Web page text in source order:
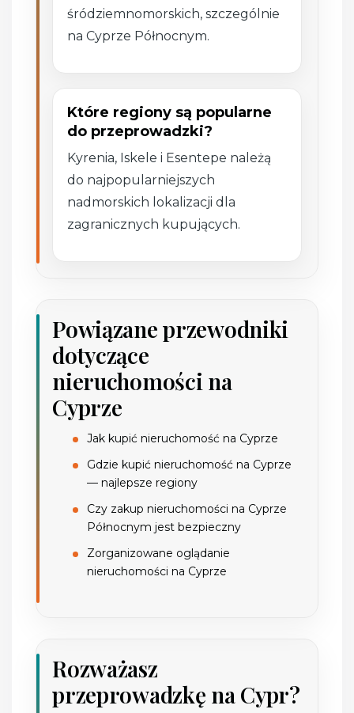
śródziemnomorskich, szczególnie
na Cyprze Północnym.
Które regiony są popularne
do przeprowadzki?
Kyrenia, Iskele i Esentepe należą
do najpopularniejszych
nadmorskich lokalizacji dla
zagranicznych kupujących.
Powiązane przewodniki
dotyczące
nieruchomości na
Cyprze
Jak kupić nieruchomość na Cyprze
Gdzie kupić nieruchomość na Cyprze
— najlepsze regiony
Czy zakup nieruchomości na Cyprze
Północnym jest bezpieczny
Zorganizowane oglądanie
nieruchomości na Cyprze
Rozważasz
przeprowadzkę na Cypr?